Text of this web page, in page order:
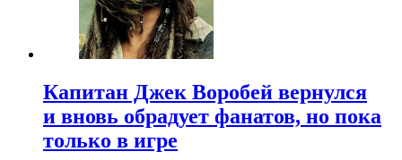
Капитан Джек Воробей вернулся
и вновь обрадует фанатов, но пока
только в игре